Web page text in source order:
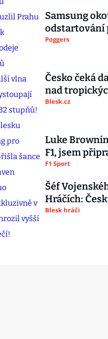
Samsung
odstartování
Poggers
Česko čeká
nad
Blesk.cz
Luke
F1, jsem
F1 Sport
Šéf
Hráčích:
Blesk hráči